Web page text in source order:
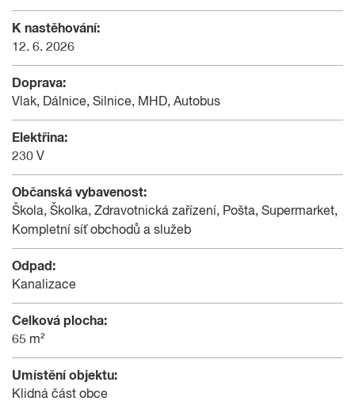
K nastěhování:
12. 6. 2026
Doprava:
Vlak, Dálnice, Silnice, MHD, Autobus
Elektřina:
230 V
Občanská vybavenost:
Škola, Školka, Zdravotnická zařízení, Pošta, Supermarket,
Kompletní síť obchodů a služeb
Odpad:
Kanalizace
Celková plocha:
65 m²
Umístění objektu:
Klidná část obce